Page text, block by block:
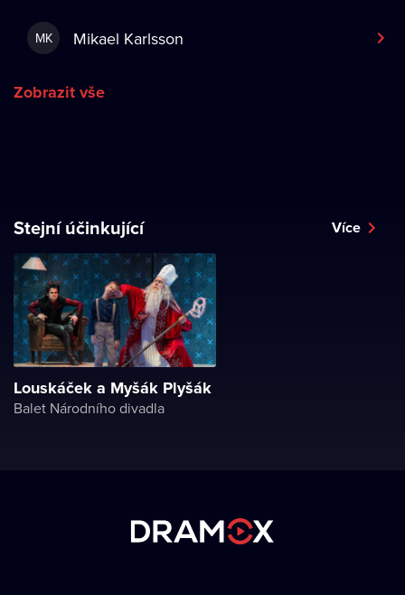
MK Mikael Karlsson
Zobrazit vše
Stejní účinkující Více
Louskáček a Myšák Plyšák
Balet Národního divadla